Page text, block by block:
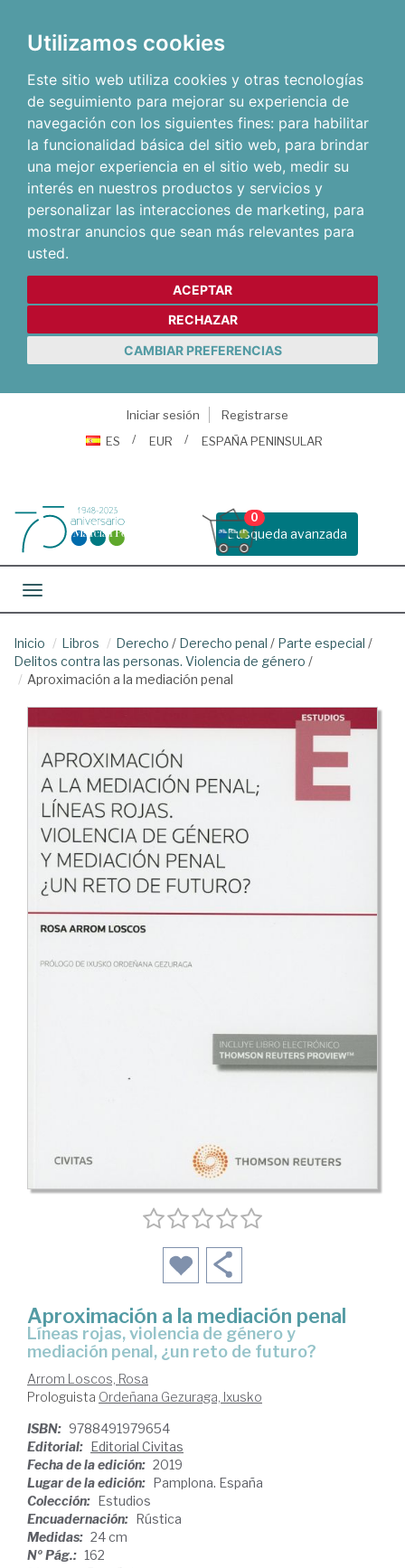
Utilizamos cookies
Este sitio web utiliza cookies y otras tecnologías
de seguimiento para mejorar su experiencia de
navegación con los siguientes fines: para habilitar
la funcionalidad básica del sitio web, para brindar
una mejor experiencia en el sitio web, medir su
interés en nuestros productos y servicios y
personalizar las interacciones de marketing, para
mostrar anuncios que sean más relevantes para
usted.
ACEPTAR
RECHAZAR
CAMBIAR PREFERENCIAS
Iniciar sesión
Registrarse
ES
EUR ESPAÑA PENINSULAR
Busqueda avanzada
0
Toggle navigation
Inicio Libros Derecho / Derecho penal / Parte especial /
Delitos contra las personas. Violencia de género /
Aproximación a la mediación penal
Aproximación a la mediación penal
líneas rojas, violencia de género y
mediación penal, ¿un reto de futuro?
Arrom Loscos, Rosa
Prologuista Ordeñana Gezuraga, Ixusko
ISBN: 9788491979654
Editorial: Editorial Civitas
Fecha de la edición: 2019
Lugar de la edición: Pamplona. España
Colección: Estudios
Encuadernación: Rústica
Medidas: 24 cm
Nº Pág.: 162